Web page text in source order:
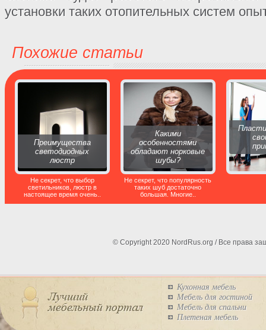
установки таких отопительных систем
Похожие статьи
Преимущества
светодиодных
люстр
Не секрет, что выбор
светильников, люстр в
настоящее время очень..
Какими
особенностями
обладают норковые
шубы?
Не секрет, что популярность
таких шуб достаточно
большая. Многие..
© Copyright 2020 NordRus.org / Все права
Кухонная мебель
Мебель для гостиной
Мебель для спальни
Плетеная мебель